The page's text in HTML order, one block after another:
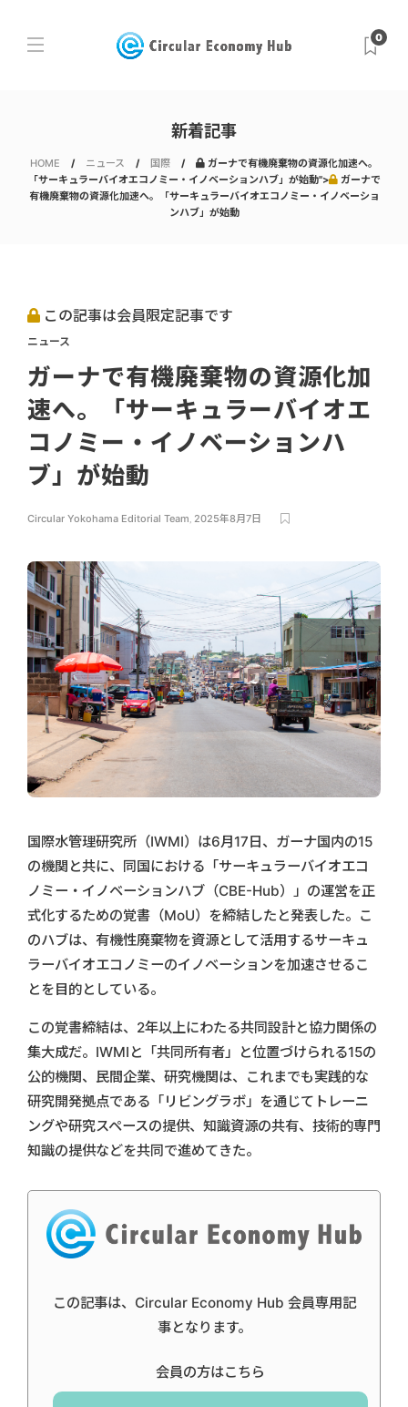
0
新着記事
HOME ニュース 国際
ガーナで有機廃棄物の資源化加速へ。
「サーキュラーバイオエコノミー・イノベーションハブ」が始動">
ガーナで
有機廃棄物の資源化加速へ。「サーキュラーバイオエコノミー・イノベーショ
ンハブ」が始動
この記事は会員限定記事です
ニュース
ガーナで有機廃棄物の資源化加
速へ。「サーキュラーバイオエ
コノミー・イノベーションハ
ブ」が始動
Circular Yokohama Editorial Team, 2025年8月7日
国際水管理研究所（IWMI）は6月17日、ガーナ国内の15
の機関と共に、同国における「サーキュラーバイオエコ
ノミー・イノベーションハブ（CBE-Hub）」の運営を正
式化するための覚書（MoU）を締結したと発表した。こ
のハブは、有機性廃棄物を資源として活用するサーキュ
ラーバイオエコノミーのイノベーションを加速させるこ
とを目的としている。
この覚書締結は、2年以上にわたる共同設計と協力関係の
集大成だ。IWMIと「共同所有者」と位置づけられる15の
公的機関、民間企業、研究機関は、これまでも実践的な
研究開発拠点である「リビングラボ」を通じてトレーニ
ングや研究スペースの提供、知識資源の共有、技術的専門
知識の提供などを共同で進めてきた。
この記事は、Circular Economy Hub 会員専用記
事となります。
会員の方はこちら